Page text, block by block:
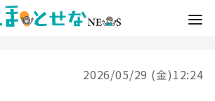
2026/05/29 (金)12:24